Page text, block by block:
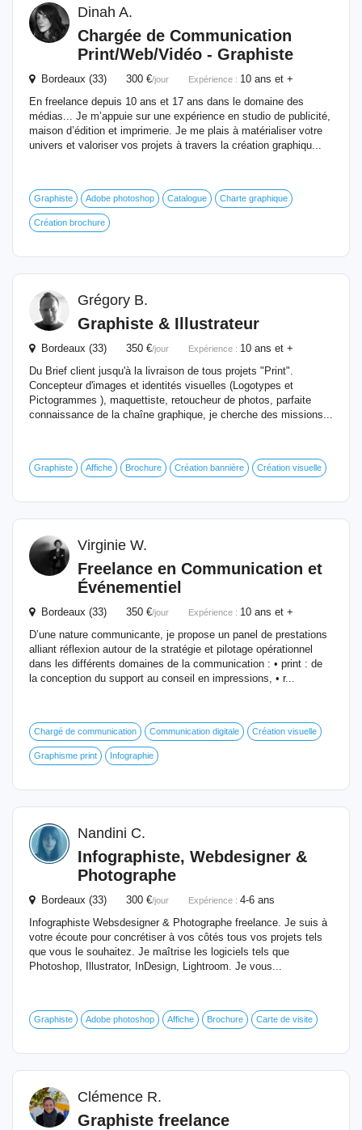
Dinah A.
Chargée de Communication
Print/Web/Vidéo - Graphiste
Bordeaux (33) 300 €/jour Expérience : 10 ans et +
En freelance depuis 10 ans et 17 ans dans le domaine des
médias... Je m’appuie sur une expérience en studio de publicité,
maison d’édition et imprimerie. Je me plais à matérialiser votre
univers et valoriser vos projets à travers la création graphiqu...
Graphiste Adobe photoshop Catalogue Charte graphique
Création brochure
Grégory B.
Graphiste & Illustrateur
Bordeaux (33) 350 €/jour Expérience : 10 ans et +
Du Brief client jusqu'à la livraison de tous projets "Print".
Concepteur d'images et identités visuelles (Logotypes et
Pictogrammes ), maquettiste, retoucheur de photos, parfaite
connaissance de la chaîne graphique, je cherche des missions...
Graphiste Affiche Brochure Création bannière Création visuelle
Virginie W.
Freelance en Communication et
Événementiel
Bordeaux (33) 350 €/jour Expérience : 10 ans et +
D’une nature communicante, je propose un panel de prestations
alliant réflexion autour de la stratégie et pilotage opérationnel
dans les différents domaines de la communication : • print : de
la conception du support au conseil en impressions, • r...
Chargé de communication Communication digitale Création visuelle
Graphisme print Infographie
Nandini C.
Infographiste, Webdesigner &
Photographe
Bordeaux (33) 300 €/jour Expérience : 4-6 ans
Infographiste Websdesigner & Photographe freelance. Je suis à
votre écoute pour concrétiser à vos côtés tous vos projets tels
que vous le souhaitez. Je maîtrise les logiciels tels que
Photoshop, Illustrator, InDesign, Lightroom. Je vous...
Graphiste Adobe photoshop Affiche Brochure Carte de visite
Clémence R.
Graphiste freelance